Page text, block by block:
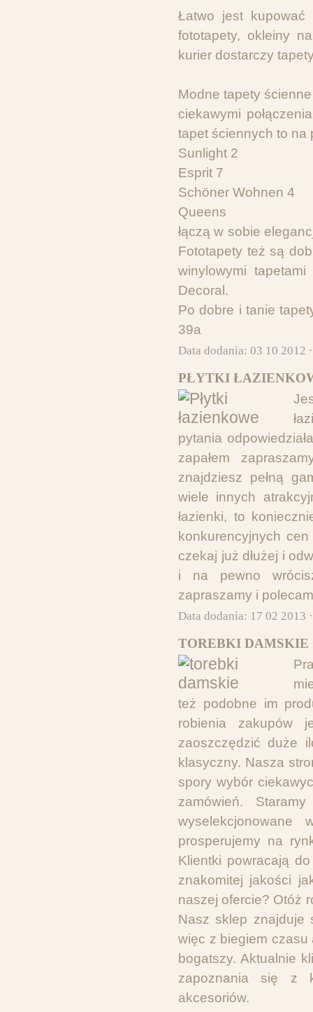
Łatwo jest kupować
fototapety, okleiny
kurier dostarczy
Modne tapety
ciekawymi
tapet ściennych to na
Sunlight 2
Esprit 7
Schöner Wohnen 4
Queens
łączą w sobie
Fototapety też są
winylowymi
Decoral.
Po dobre i tanie
39a
Data dodania: 03 10 2012
PŁYTKI
pytania
zapałem
znajdziesz pełną
wiele innych
łazienki, to
konkurencyjnych
czekaj już dłużej i
i na pewno
zapraszamy i
Data dodania: 17 02 2013
TOREBKI DAMSKIE
też podobne im
robienia zakupów
zaoszczędzić duże
klasyczny. Nasza
spory wybór
zamówień.
prosperujemy na
Klientki powracają
znakomitej jakości
naszej ofercie? Otóż
Nasz sklep znajduje
więc z biegiem czasu
bogatszy. Aktualnie
zapoznania się z
akcesoriów.